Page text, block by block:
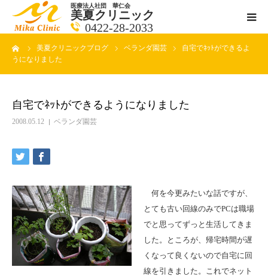
医療法人社団 華仁会
美夏クリニック
0422-28-2033
美夏クリニックブログ ベランダ園芸
自宅でﾈｯﾄができるよ
うになりました
自宅でﾈｯﾄができるようになりました
2008.05.12 ベランダ園芸
何を今更みたいな話ですが、
とても古い回線のみでPCは職場
でと思ってずっと生活してきま
した。ところが、帰宅時間が遅
くなって良くないので自宅に回
線を引きました。これでネット
医師紹介
クリニックの紹介
アクセス
メールで相談
ブログ一覧ページ
料金一覧 new